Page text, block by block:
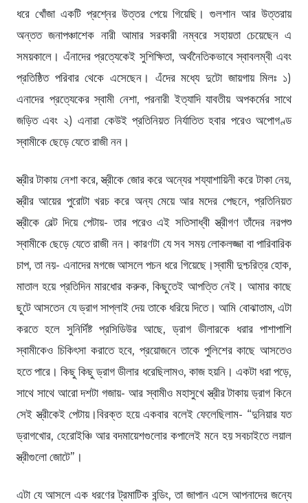
ধরে খোঁজা একটি প্রশ্নের উত্তর পেয়ে গিয়েছি। গুলশান আর উত্তরায়
অন্তত জনাপঞ্চাশেক নারী আমার সরকারী নম্বরে সহায়তা চেয়েছেন এ
সময়কালে। এঁনাদের প্রত্যেকেই সুশিক্ষিতা, অর্থনৈতিকভাবে স্বাবলম্বী এবং
প্রতিষ্ঠিত পরিবার থেকে এসেছেন। এঁদের মধ্যে দুটো জায়গায় মিলঃ ১)
এনাদের প্রত্যেকের স্বামী নেশা, পরনারী ইত্যাদি যাবতীয় অপকর্মের সাথে
জড়িত এবং ২) এনারা কেউই প্রতিনিয়ত নির্যাতিত হবার পরেও অপোগণ্ড
স্বামীকে ছেড়ে যেতে রাজী নন।
স্ত্রীর টাকায় নেশা করে, স্ত্রীকে জোর করে অন্যের শয্যাশায়িনী করে টাকা নেয়,
স্ত্রীর আয়ের পুরোটা খরচ করে অন্য মেয়ে আর মদের পেছনে, প্রতিনিয়ত
স্ত্রীকে বেল্ট দিয়ে পেটায়- তার পরেও এই সতিসাধ্বী স্ত্রীগণ তাঁদের নরপশু
স্বামীকে ছেড়ে যেতে রাজী নন। কারণটা যে সব সময় লোকলজ্জা বা পারিবারিক
চাপ, তা নয়- এনাদের মগজে আসলে পচন ধরে গিয়েছে।স্বামী দুশ্চরিত্র হোক,
মাতাল হয়ে প্রতিদিন মারধোর করুক, কিছুতেই আপত্তি নেই। আমার কাছে
ছুটে আসতেন যে ড্রাগ সাপ্লাই দেয় তাকে ধরিয়ে দিতে। আমি বোঝাতাম, এটা
করতে হলে সুনির্দিষ্ট প্রসিডিউর আছে, ড্রাগ ডীলারকে ধরার পাশাপাশি
স্বামীকেও চিকিৎসা করাতে হবে, প্রয়োজনে তাকে পুলিশের কাছে আসতেও
হতে পারে। কিছু কিছু ড্রাগ ডীলার ধরেছিলামও, কাজ হয়নি। একটা ধরা পড়ে,
সাথে সাথে আরো দশটা গজায়- আর স্বামীও মহাসুখে স্ত্রীর টাকায় ড্রাগ কিনে
সেই স্ত্রীকেই পেটায়।বিরক্ত হয়ে একবার বলেই ফেলেছিলাম- “দুনিয়ার যত
ড্রাগখোর, হেরোইঞ্চি আর বদমায়েশগুলোর কপালেই মনে হয় সবচাইতে লয়াল
স্ত্রীগুলো জোটে”।
এটা যে আসলে এক ধরণের ট্রমাটিক বন্ডিং, তা জাপান এসে আপনাদের জন্যে